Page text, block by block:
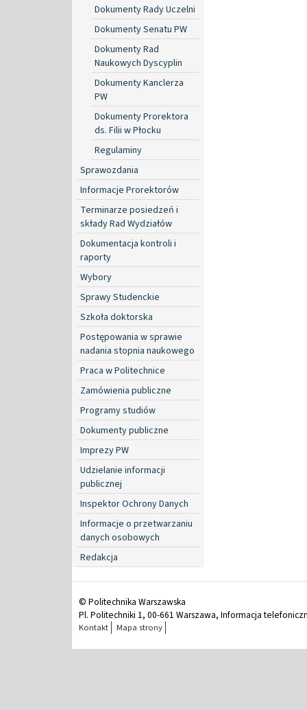
Dokumenty Rady Uczelni
Dokumenty Senatu PW
Dokumenty Rad
Naukowych Dyscyplin
Dokumenty Kanclerza
PW
Dokumenty Prorektora
ds. Filii w Płocku
Regulaminy
Sprawozdania
Informacje Prorektorów
Terminarze posiedzeń i
składy Rad Wydziałów
Dokumentacja kontroli i
raporty
Wybory
Sprawy Studenckie
Szkoła doktorska
Postępowania w sprawie
nadania stopnia naukowego
Praca w Politechnice
Zamówienia publiczne
Programy studiów
Dokumenty publiczne
Imprezy PW
Udzielanie informacji
publicznej
Inspektor Ochrony Danych
Informacje o przetwarzaniu
danych osobowych
Redakcja
© Politechnika Warszawska
Pl. Politechniki 1, 00-661 Warszawa, Informacja
Kontakt Mapa strony